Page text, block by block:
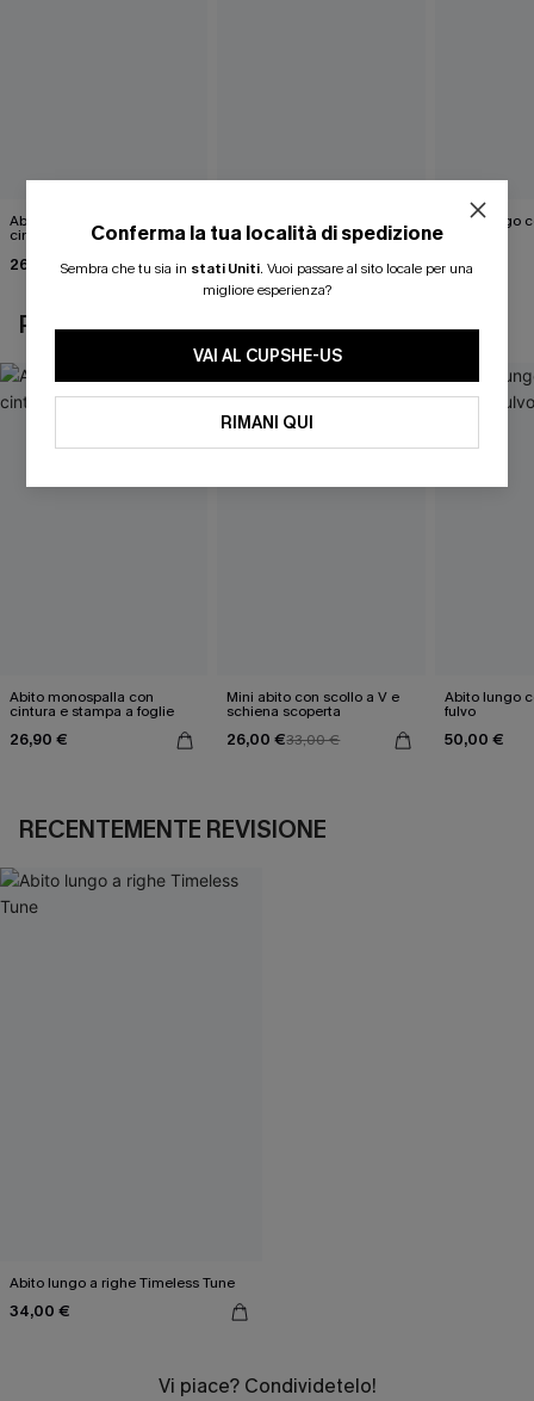
Abito monospalla con
cintura e stampa a foglie
26,90 €
schiena scoperta
26,00 €33,00 €
Abito lungo
50,00 €
POTREBBE INTERESSARTI ANCHE
Abito monospalla con
cintura e stampa a foglie
26,90 €
Mini abito con scollo a V e
schiena scoperta
26,00 €33,00 €
Abito lungo
fulvo
50,00 €
RECENTEMENTE REVISIONE
Abito lungo a righe Timeless Tune
34,00 €
Vi piace? Condividetelo!
Conferma la tua località di spedizione
Sembra che tu sia in stati Uniti. Vuoi passare al sito locale per una
migliore esperienza?
VAI AL CUPSHE-US
RIMANI QUI